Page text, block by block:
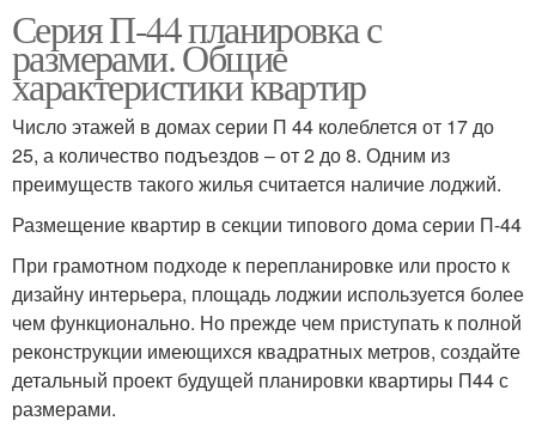
Серия П-44 планировка с
размерами. Общие
характеристики квартир
Число этажей в домах серии П 44 колеблется от 17 до
25, а количество подъездов – от 2 до 8. Одним из
преимуществ такого жилья считается наличие лоджий.
Размещение квартир в секции типового дома серии П-44
При грамотном подходе к перепланировке или просто к
дизайну интерьера, площадь лоджии используется более
чем функционально. Но прежде чем приступать к полной
реконструкции имеющихся квадратных метров, создайте
детальный проект будущей планировки квартиры П44 с
размерами.